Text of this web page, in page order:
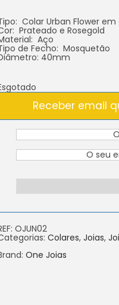
Colar Urban Flower
Prateado e Rosegold
Aço
de Fecho: Mosquetão
40mm
Receber email
OJUN02
Colares, Joias,
One Joias